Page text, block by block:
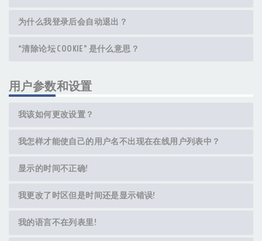
为什么我登录后会自动退出？
“清除论坛 COOKIE” 是什么意思？
用户参数和设置
我该如何更改设置？
我怎样才能使自己的用户名不出现在在线用户列表中？
显示的时间不正确!
我更改了时区但是时间还是显示错误!
我的语言不在列表里!